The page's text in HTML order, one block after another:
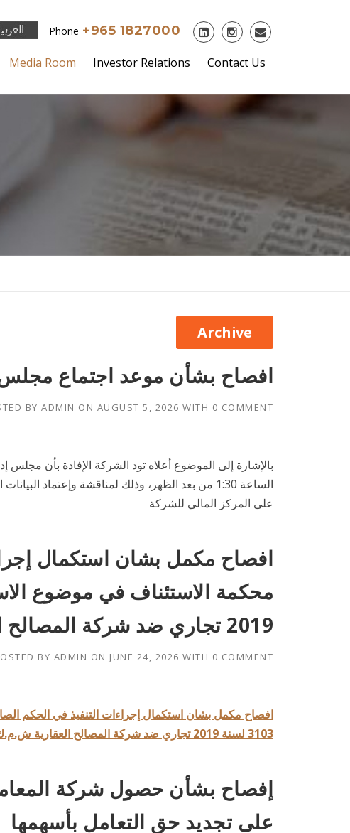
Phone +965 1827000
Media Room Investor Relations Contact Us
Archive
افصاح بشأن موعد اجتماع مجلس
BY ADMIN ON AUGUST 5, 2026 WITH 0 COMMENT
على المركز المالي للشركة
افصاح مكمل بشان استكمال
2019 تجاري ضد شركة المصالح العقارية ش.م.ك.ع
BY ADMIN ON JUNE 24, 2026 WITH 0 COMMENT
3103 لسنة 2019 تجاري ضد شركة المصالح العقارية ش.م.ك.ع
إفصاح بشأن حصول شركة
على تجديد حق التعامل بأسهمها